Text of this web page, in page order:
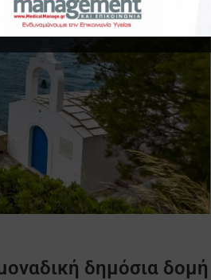
δημόσια δομή